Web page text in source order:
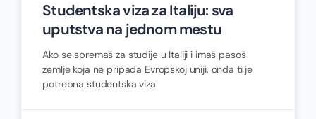
Studentska viza za Italiju: sva
uputstva na jednom mestu
Ako se spremaš za studije u Italiji i imaš pasoš
zemlje koja ne pripada Evropskoj uniji, onda ti je
potrebna studentska viza.